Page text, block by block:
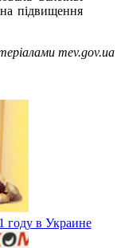
підвищення
mev.gov.ua
году в Украине